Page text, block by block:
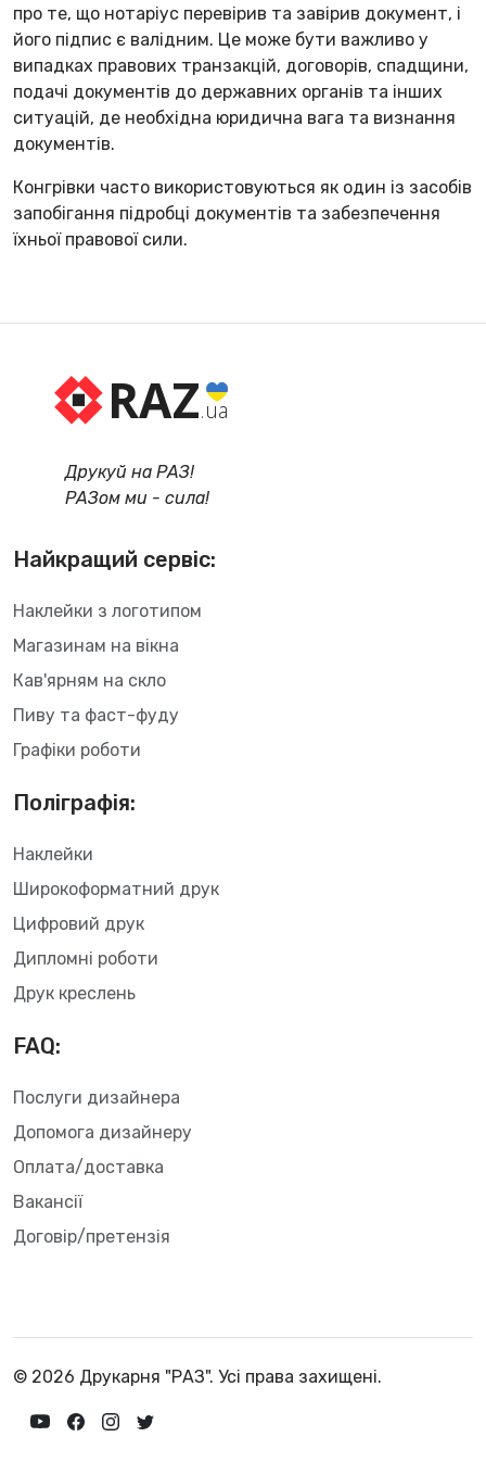
про те, що нотаріус перевірив та завірив документ, і
його підпис є валідним. Це може бути важливо у
випадках правових транзакцій, договорів, спадщини,
подачі документів до державних органів та інших
ситуацій, де необхідна юридична вага та визнання
документів.
Конгрівки часто використовуються як один із засобів
запобігання підробці документів та забезпечення
їхньої правової сили.
RAZ.ua
Друкуй на РАЗ!
РАЗом ми - сила!
Найкращий сервіс:
Наклейки з логотипом
Магазинам на вікна
Кав'ярням на скло
Пиву та фаст-фуду
Графіки роботи
Поліграфія:
Наклейки
Широкоформатний друк
Цифровий друк
Дипломні роботи
Друк креслень
FAQ:
Послуги дизайнера
Допомога дизайнеру
Оплата/доставка
Вакансії
Договір/претензія
© 2026 Друкарня "РАЗ". Усі права захищені.